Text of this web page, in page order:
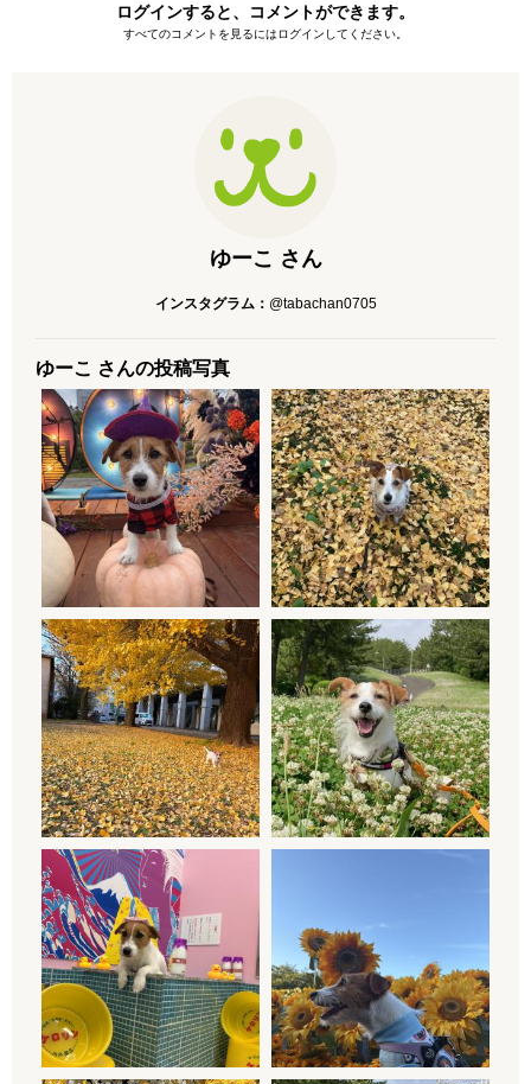
ログインすると、コメントができます。
すべてのコメントを見るにはログインしてください。
ゆーこ さん
インスタグラム： @tabachan0705
ゆーこ さんの投稿写真